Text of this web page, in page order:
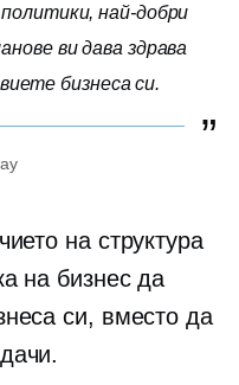
най-добри
ви дава здрава
бизнеса си.
на структура
на бизнес да
си, вместо да